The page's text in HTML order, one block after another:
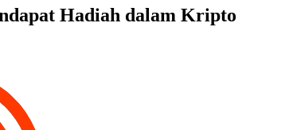
Hadiah dalam Kripto